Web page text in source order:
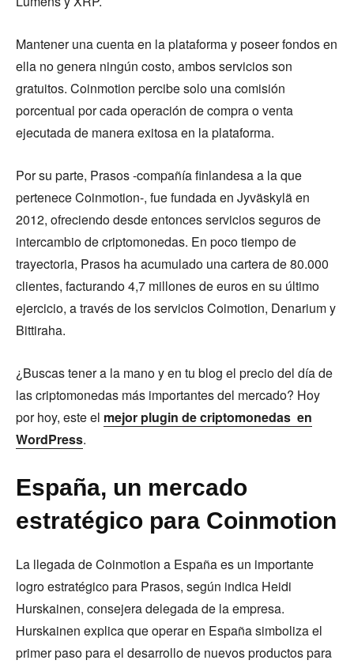
Mantener una cuenta en la plataforma y poseer fondos en
ella no genera ningún costo, ambos servicios son
gratuitos. Coinmotion percibe solo una comisión
porcentual por cada operación de compra o venta
ejecutada de manera exitosa en la plataforma.
Por su parte, Prasos -compañía finlandesa a la que
pertenece Coinmotion-, fue fundada en Jyväskylä en
2012, ofreciendo desde entonces servicios seguros de
intercambio de criptomonedas. En poco tiempo de
trayectoria, Prasos ha acumulado una cartera de 80.000
clientes, facturando 4,7 millones de euros en su último
ejercicio, a través de los servicios Coimotion, Denarium y
Bittiraha.
¿Buscas tener a la mano y en tu blog el precio del día de
las criptomonedas más importantes del mercado? Hoy
por hoy, este el mejor plugin de criptomonedas en
WordPress.
España, un mercado
estratégico para Coinmotion
La llegada de Coinmotion a España es un importante
logro estratégico para Prasos, según indica Heidi
Hurskainen, consejera delegada de la empresa.
Hurskainen explica que operar en España simboliza el
primer paso para el desarrollo de nuevos productos para